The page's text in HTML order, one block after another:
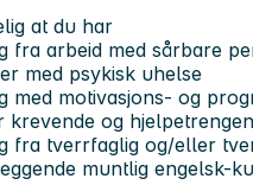
at du har
fra arbeid med sårbare
med psykisk uhelse
med motivasjons- og
krevende og
fra tverrfaglig og/eller
muntlig engelsk-